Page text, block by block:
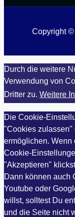
Copyright
Durch die weitere
Verwendung von
Dritter zu. Weitere
Die Cookie-
"Cookies zulassen"
ermöglichen. Wenn
Cookie-
"Akzeptieren"
Dann können auch
Youtube oder
willst, solltest Du
und die Seite nicht